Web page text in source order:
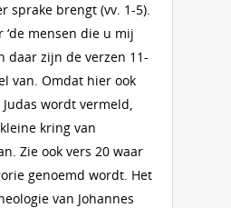
sprake brengt (vv. 1-5).
mensen die u mij
daar zijn de verzen 11-
van. Omdat hier ook
wordt vermeld,
kring van
Zie ook vers 20 waar
genoemd wordt. Het
van Johannes